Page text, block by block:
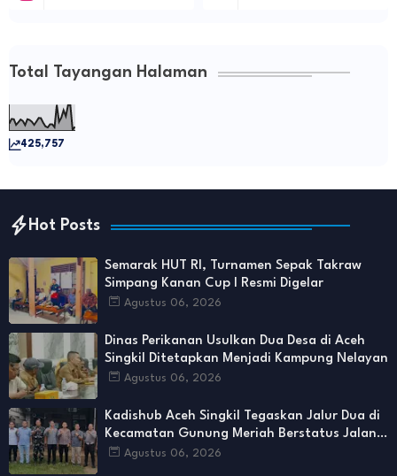
Total Tayangan Halaman
425,757
Hot Posts
Semarak HUT RI, Turnamen Sepak Takraw
Simpang Kanan Cup I Resmi Digelar
Agustus 06, 2026
Dinas Perikanan Usulkan Dua Desa di Aceh
Singkil Ditetapkan Menjadi Kampung Nelayan
Agustus 06, 2026
Kadishub Aceh Singkil Tegaskan Jalur Dua di
Kecamatan Gunung Meriah Berstatus Jalan
Provinsi
Agustus 06, 2026